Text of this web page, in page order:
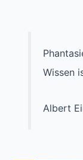
Wissen
Albert